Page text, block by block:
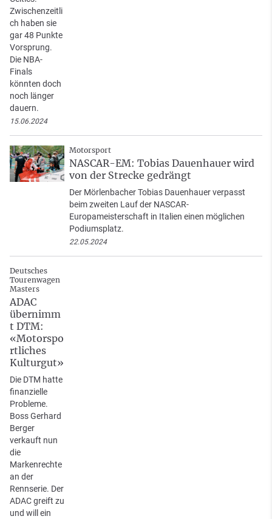
Zwischenzeitli
ch haben sie
gar 48 Punkte
Vorsprung.
Die NBA-
Finals
könnten doch
noch länger
dauern.
15.06.2024
Motorsport
NASCAR-EM: Tobias Dauenhauer wird
von der Strecke gedrängt
Der Mörlenbacher Tobias Dauenhauer verpasst
beim zweiten Lauf der NASCAR-
Europameisterschaft in Italien einen möglichen
Podiumsplatz.
22.05.2024
Deutsches
Tourenwagen
Masters
ADAC
übernimm
t DTM:
«Motorspo
rtliches
Kulturgut»
Die DTM hatte
finanzielle
Probleme.
Boss Gerhard
Berger
verkauft nun
die
Markenrechte
an der
Rennserie. Der
ADAC greift zu
und will ein